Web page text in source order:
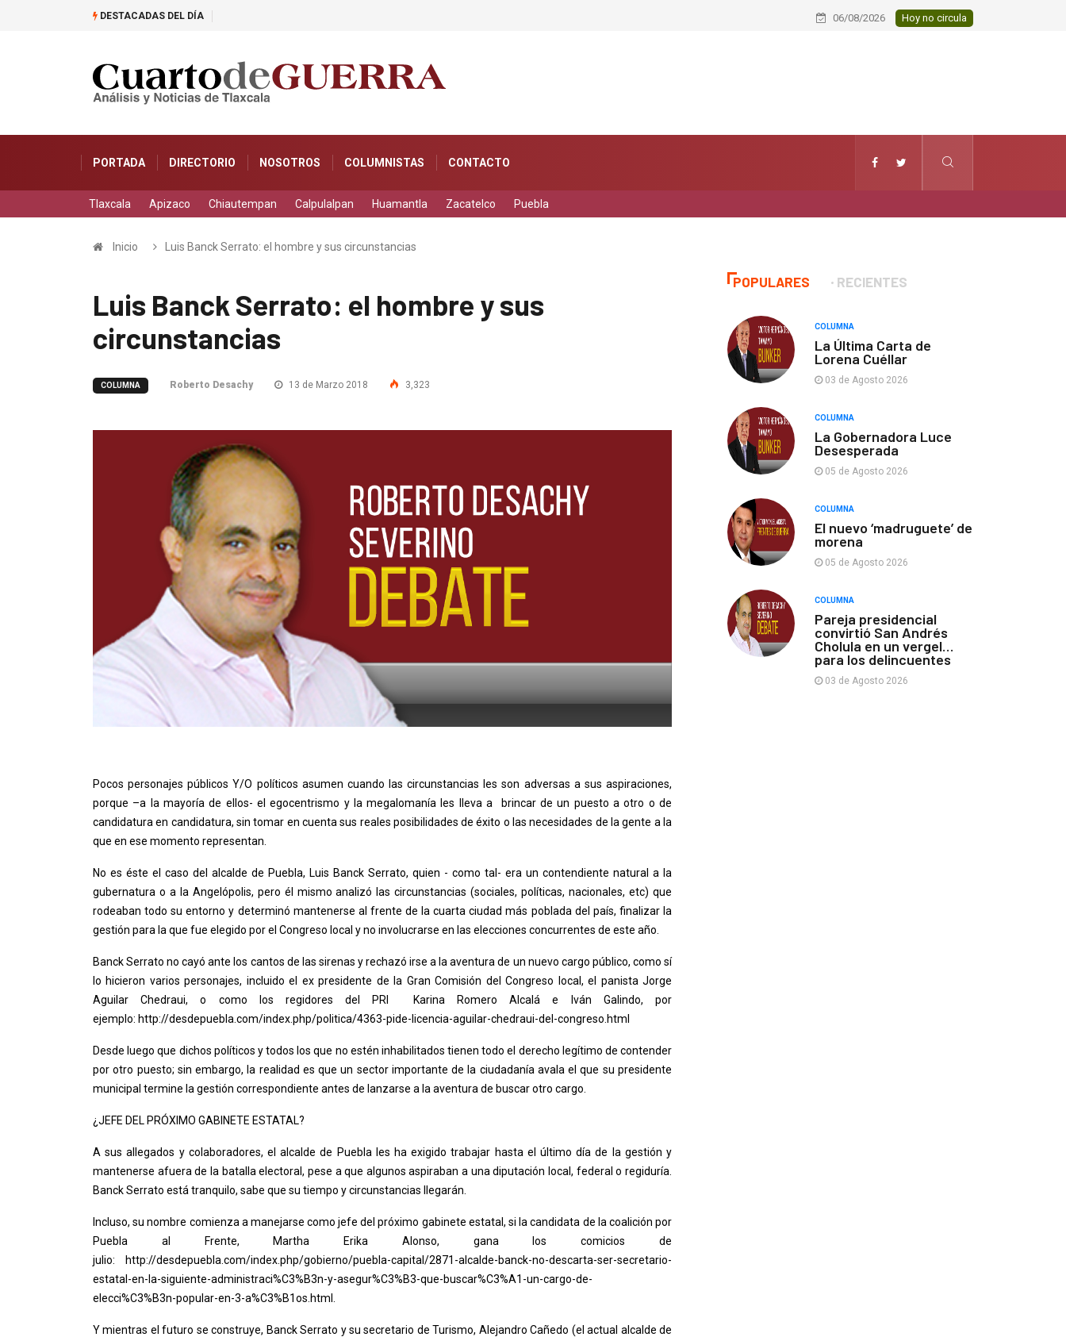
DESTACADAS DEL DÍA Huamantla facilita el acceso al
06/08/2026 Hoy no circula
PORTADA DIRECTORIO NOSOTROS COLUMNISTAS CONTACTO
Tlaxcala Apizaco Chiautempan Calpulalpan Huamantla Zacatelco Puebla
Inicio Luis Banck Serrato: el hombre y sus circunstancias
Luis Banck Serrato: el hombre y sus
circunstancias
COLUMNA Roberto Desachy 13 de Marzo 2018 3,323
Pocos personajes públicos Y/O políticos asumen cuando las circunstancias les son adversas a sus aspiraciones,
porque –a la mayoría de ellos- el egocentrismo y la megalomanía les lleva a brincar de un puesto a otro o de
candidatura en candidatura, sin tomar en cuenta sus reales posibilidades de éxito o las necesidades de la gente a la
que en ese momento representan.
No es éste el caso del alcalde de Puebla, Luis Banck Serrato, quien - como tal- era un contendiente natural a la
gubernatura o a la Angelópolis, pero él mismo analizó las circunstancias (sociales, políticas, nacionales, etc) que
rodeaban todo su entorno y determinó mantenerse al frente de la cuarta ciudad más poblada del país, finalizar la
gestión para la que fue elegido por el Congreso local y no involucrarse en las elecciones concurrentes de este año.
Banck Serrato no cayó ante los cantos de las sirenas y rechazó irse a la aventura de un nuevo cargo público, como sí
lo hicieron varios personajes, incluido el ex presidente de la Gran Comisión del Congreso local, el panista Jorge
Aguilar Chedraui, o como los regidores del PRI Karina Romero Alcalá e Iván Galindo, por
ejemplo: http://desdepuebla.com/index.php/politica/4363-pide-licencia-aguilar-chedraui-del-congreso.html
Desde luego que dichos políticos y todos los que no estén inhabilitados tienen todo el derecho legítimo de contender
por otro puesto; sin embargo, la realidad es que un sector importante de la ciudadanía avala el que su presidente
municipal termine la gestión correspondiente antes de lanzarse a la aventura de buscar otro cargo.
¿JEFE DEL PRÓXIMO GABINETE ESTATAL?
A sus allegados y colaboradores, el alcalde de Puebla les ha exigido trabajar hasta el último día de la gestión y
mantenerse afuera de la batalla electoral, pese a que algunos aspiraban a una diputación local, federal o regiduría.
Banck Serrato está tranquilo, sabe que su tiempo y circunstancias llegarán.
Incluso, su nombre comienza a manejarse como jefe del próximo gabinete estatal, si la candidata de la coalición por
Puebla al Frente, Martha Erika Alonso, gana los comicios de
julio: http://desdepuebla.com/index.php/gobierno/puebla-capital/2871-alcalde-banck-no-descarta-ser-secretario-
estatal-en-la-siguiente-administraci%C3%B3n-y-asegur%C3%B3-que-buscar%C3%A1-un-cargo-de-
elecci%C3%B3n-popular-en-3-a%C3%B1os.html.
Y mientras el futuro se construye, Banck Serrato y su secretario de Turismo, Alejandro Cañedo (el actual alcalde de
POPULARES RECIENTES
COLUMNA
La Última Carta de
Lorena Cuéllar
03 de Agosto 2026
COLUMNA
La Gobernadora Luce
Desesperada
05 de Agosto 2026
COLUMNA
El nuevo ‘madruguete’ de
morena
05 de Agosto 2026
COLUMNA
Pareja presidencial
convirtió San Andrés
Cholula en un vergel…
para los delincuentes
03 de Agosto 2026